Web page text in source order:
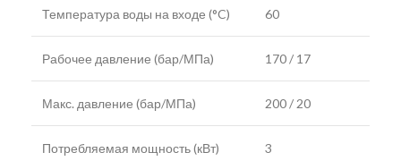
Температура воды на входе (°C) 60
Рабочее давление (бар/МПа) 170 / 17
Макс. давление (бар/МПа) 200 / 20
Потребляемая мощность (кВт) 3